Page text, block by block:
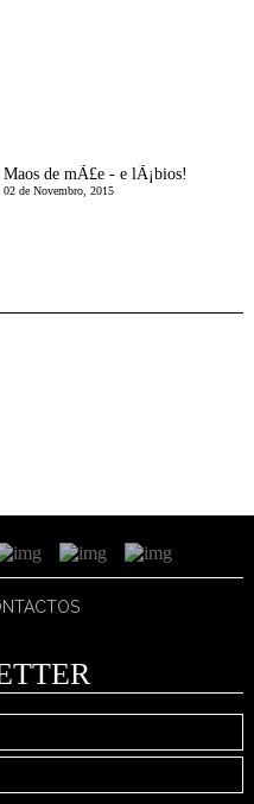
Maos de mÃ£e - e lÃ¡bios!
02 de Novembro, 2015